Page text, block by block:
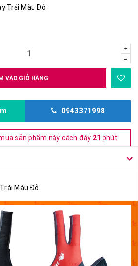
Trái Màu Đỏ
+
-
VÀO GIỎ HÀNG
0943371998
sản phẩm này cách đây 21 phút
Màu Đỏ